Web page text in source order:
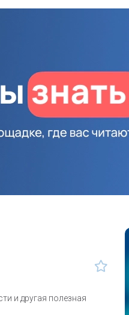
и другая полезная